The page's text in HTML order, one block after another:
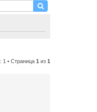
1 • Страница 1 из 1